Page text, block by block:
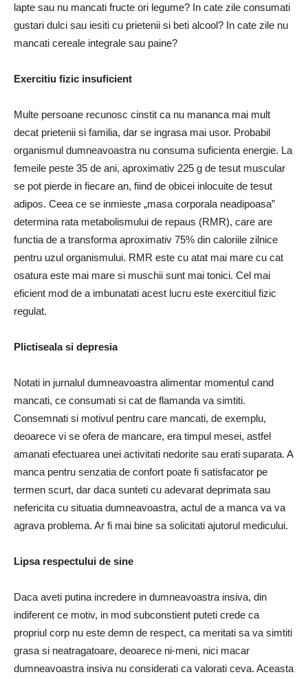
lapte sau nu mancati fructe ori legume? In cate zile consumati
gustari dulci sau iesiti cu prietenii si beti alcool? In cate zile nu
mancati cereale integrale sau paine?
Exercitiu fizic insuficient
Multe persoane recunosc cinstit ca nu mananca mai mult
decat prietenii si familia, dar se ingrasa mai usor. Probabil
organismul dumneavoastra nu consuma suficienta energie. La
femeile peste 35 de ani, aproximativ 225 g de tesut muscular
se pot pierde in fiecare an, fiind de obicei inlocuite de tesut
adipos. Ceea ce se inmieste „masa corporala neadipoasa”
determina rata metabolismului de repaus (RMR), care are
functia de a transforma aproximativ 75% din caloriile zilnice
pentru uzul organismului. RMR este cu atat mai mare cu cat
osatura este mai mare si muschii sunt mai tonici. Cel mai
eficient mod de a imbunatati acest lucru este exercitiul fizic
regulat.
Plictiseala si depresia
Notati in jurnalul dum­neavoastra alimentar momentul cand
mancati, ce consumati si cat de flamanda va simtiti.
Consemnati si motivul pentru care mancati, de exemplu,
deoarece vi se ofera de mancare, era timpul mesei, astfel
amanati efectuarea unei activitati nedorite sau erati suparata. A
manca pentru senzatia de con­fort poate fi satisfacator pe
termen scurt, dar daca sunteti cu adevarat deprimata sau
nefericita cu situatia dumneavoastra, actul de a manca va va
agrava problema. Ar fi mai bine sa solicitati aju­torul medicului.
Lipsa respectului de sine
Daca aveti putina incredere in dumneavoastra insiva, din
indiferent ce motiv, in mod subconstient puteti crede ca
propriul corp nu este demn de respect, ca meritati sa va simtiti
grasa si neatragatoare, deoarece ni-meni, nici macar
dumneavoastra insiva nu consi­derati ca valorati ceva. Aceasta